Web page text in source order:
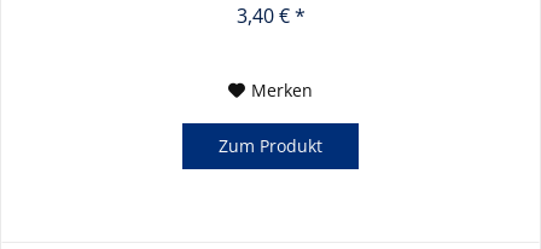
3,40 € *
Merken
Zum Produkt